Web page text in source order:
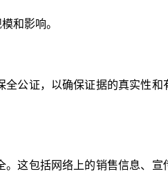
和影响。
全公证，以确保证据的真实性和
这包括网络上的销售信息、宣